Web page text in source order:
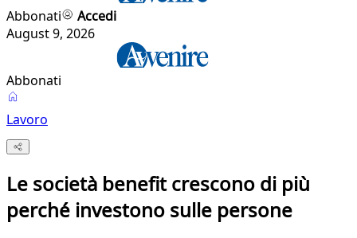
Abbonati
Accedi
August 9, 2026
Abbonati
Lavoro
Le società benefit crescono di più
perché investono sulle persone